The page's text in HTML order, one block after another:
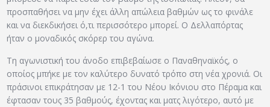
προσπαθήσει να μην έχει άλλη απώλεια βαθμών ως το φινάλε
και να διεκδικήσει ό,τι περισσότερο μπορεί. Ο Δελλαπόρτας
ήταν ο μοναδικός σκόρερ του αγώνα.
Τη αγωνιστική του άνοδο επιβεβαίωσε ο Παναθηναϊκός, ο
οποίος μπήκε με τον καλύτερο δυνατό τρόπο στη νέα χρονιά. Οι
πράσινοι επικράτησαν με 12-1 του Νέου Ικόνιου στο Πέραμα και
έφτασαν τους 35 βαθμούς, έχοντας και ματς λιγότερο, αυτό με